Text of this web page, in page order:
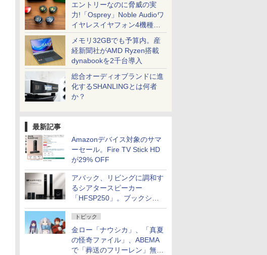
エントリーなのに脅威の実
力!「Osprey」Noble Audioワ
イヤレスイヤフォン4機種を
一気に聴く
メモリ32GBでも予算内。産
経新聞社がAMD Ryzen搭載
dynabookを2千台導入
総合オーディオブランドに進
化するSHANLINGとは何者
か？
最新記事
Amazonデバイス対象のサマ
ーセール。Fire TV Stick HD
が29% OFF
アバック、リビングに調和す
るシアタースピーカー
「HFSP250」。ブックシェ
ルフはペア3万円以下
トピック
金ロー「ナウシカ」、「真夏
の怪奇ファイル」、ABEMA
で「葬送のフリーレン」無料